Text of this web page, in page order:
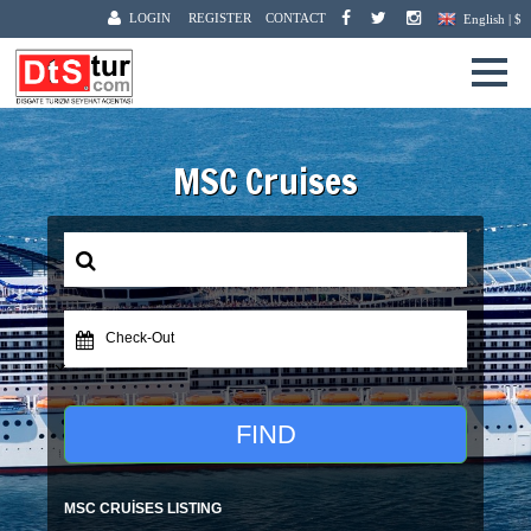
LOGIN REGISTER CONTACT English | $
MSC Cruises
Check-Out
FIND
MSC CRUİSES LISTING